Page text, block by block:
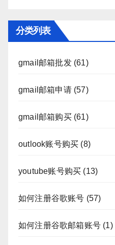
分类列表
gmail邮箱批发(61)
gmail邮箱申请(57)
gmail邮箱购买(61)
outlook账号购买 (8)
youtube账号购买 (13)
如何注册谷歌账号 (57)
如何注册谷歌邮箱账号 (1)